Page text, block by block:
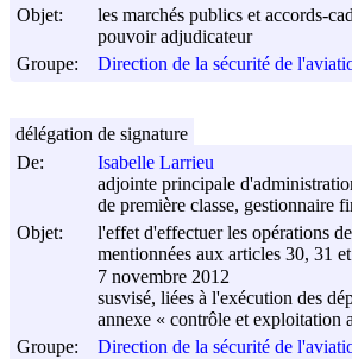
Objet:
les marchés publics et accords-
pouvoir adjudicateur
Groupe:
Direction de la sécurité de
De:
Isabelle Larrieu
adjointe principale
de première classe, gestionnaire
Objet:
l'effet d'effectuer les opérations
mentionnées aux articles 30, 31
7 novembre 2012
susvisé, liées à l'exécution des
annexe « contrôle et exploitation
Groupe:
Direction de la sécurité de
délégation de signature